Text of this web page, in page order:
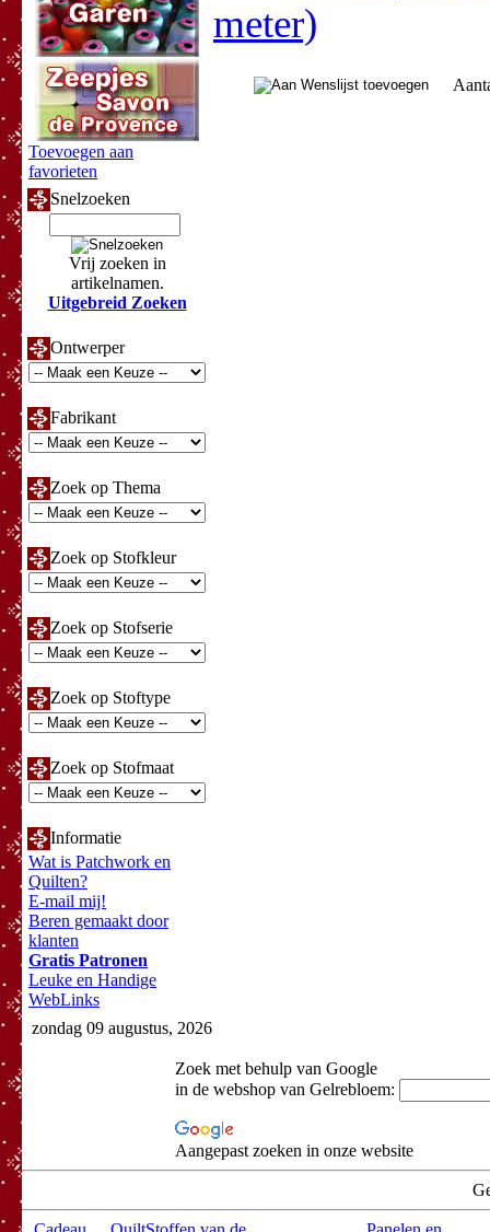
Toevoegen aan
favorieten
Snelzoeken
Vrij zoeken in
artikelnamen.
Uitgebreid Zoeken
Ontwerper
Fabrikant
Zoek op Thema
Zoek op Stofkleur
Zoek op Stofserie
Zoek op Stoftype
Zoek op Stofmaat
Informatie
Wat is Patchwork en
Quilten?
E-mail mij!
Beren gemaakt door
klanten
Gratis Patronen
Leuke en Handige
WebLinks
meter)
zondag 09 augustus, 2026
Zoek met behulp van Google
in de webshop van Gelrebloem:
Aangepast zoeken in onze website